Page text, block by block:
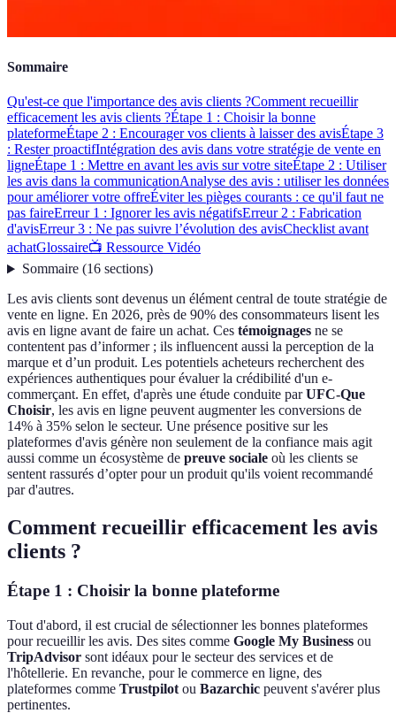
Sommaire
Qu'est-ce que l'importance des avis clients ?Comment recueillir
efficacement les avis clients ?Étape 1 : Choisir la bonne
plateformeÉtape 2 : Encourager vos clients à laisser des avisÉtape 3
: Rester proactifIntégration des avis dans votre stratégie de vente en
ligneÉtape 1 : Mettre en avant les avis sur votre siteÉtape 2 : Utiliser
les avis dans la communicationAnalyse des avis : utiliser les données
pour améliorer votre offreÉviter les pièges courants : ce qu'il faut ne
pas faireErreur 1 : Ignorer les avis négatifsErreur 2 : Fabrication
d'avisErreur 3 : Ne pas suivre l’évolution des avisChecklist avant
achatGlossaire📺 Ressource Vidéo
Sommaire(16 sections)
Les avis clients sont devenus un élément central de toute stratégie de
vente en ligne. En 2026, près de 90% des consommateurs lisent les
avis en ligne avant de faire un achat. Ces témoignages ne se
contentent pas d’informer ; ils influencent aussi la perception de la
marque et d’un produit. Les potentiels acheteurs recherchent des
expériences authentiques pour évaluer la crédibilité d'un e-
commerçant. En effet, d'après une étude conduite parUFC-Que
Choisir, les avis en ligne peuvent augmenter les conversions de
14% à 35% selon le secteur. Une présence positive sur les
plateformes d'avis génère non seulement de la confiance mais agit
aussi comme un écosystème de preuve sociale où les clients se
sentent rassurés d’opter pour un produit qu'ils voient recommandé
par d'autres.
Comment recueillir efficacement les avis
clients ?
Étape 1 : Choisir la bonne plateforme
Tout d'abord, il est crucial de sélectionner les bonnes plateformes
pour recueillir les avis. Des sites comme Google My Business ou
TripAdvisor sont idéaux pour le secteur des services et de
l'hôtellerie. En revanche, pour le commerce en ligne, des
plateformes comme Trustpilot ou Bazarchic peuvent s'avérer plus
pertinentes.